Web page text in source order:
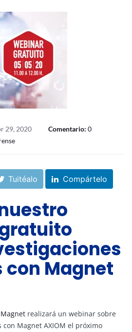
29, 2020 Comentario: 0
Tuitéalo Compártelo
con Magnet
Magnet realizará un webinar sobre
Magnet AXIOM el próximo